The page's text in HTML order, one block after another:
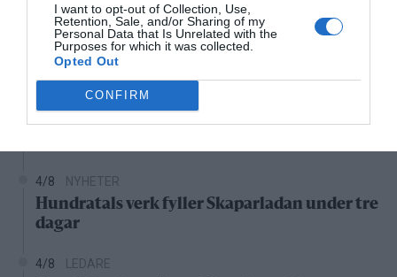
I want to opt-out of Collection, Use,
Retention, Sale, and/or Sharing of my
Personal Data that Is Unrelated with the
Purposes for which it was collected.
Opted Out
CONFIRM
Senaste nytt
16:03 NYHETER
Norrtäljereporter vinner internationellt pris
4/8 NYHETER
Hundratals verk fyller Skaparladan under tre
dagar
4/8 LEDARE